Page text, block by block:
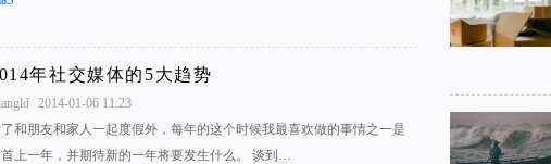
年社交媒体的5大趋势
2014-01-06 11:23
和朋友和家人一起度假外，每年的这个时候我最喜欢做的事情之一是
上一年，并期待新的一年将要发生什么。 谈到…